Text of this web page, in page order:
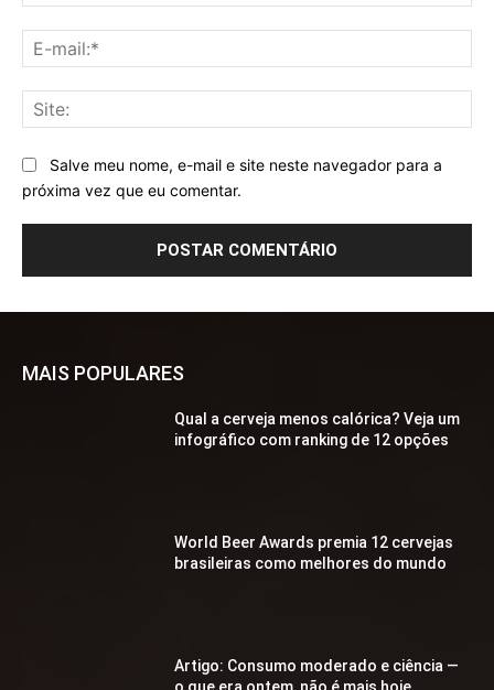
Salve meu nome, e-mail e site neste navegador para a
próxima vez que eu comentar.
MAIS POPULARES
Qual a cerveja menos calórica? Veja um
infográfico com ranking de 12 opções
World Beer Awards premia 12 cervejas
brasileiras como melhores do mundo
Artigo: Consumo moderado e ciência —
o que era ontem, não é mais hoje